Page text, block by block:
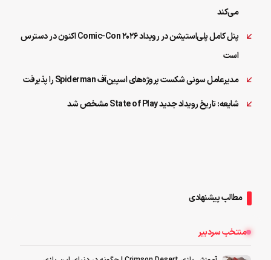
می‌کند
پنل کامل پلی‌استیشن در رویداد Comic-Con 2026 اکنون در دسترس
است
مدیرعامل سونی شکست پروژه‌های اسپین‌آف Spiderman را پذیرفت
شایعه: تاریخ رویداد جدید State of Play مشخص شد
مطالب پیشنهادی
منتخب سردبیر